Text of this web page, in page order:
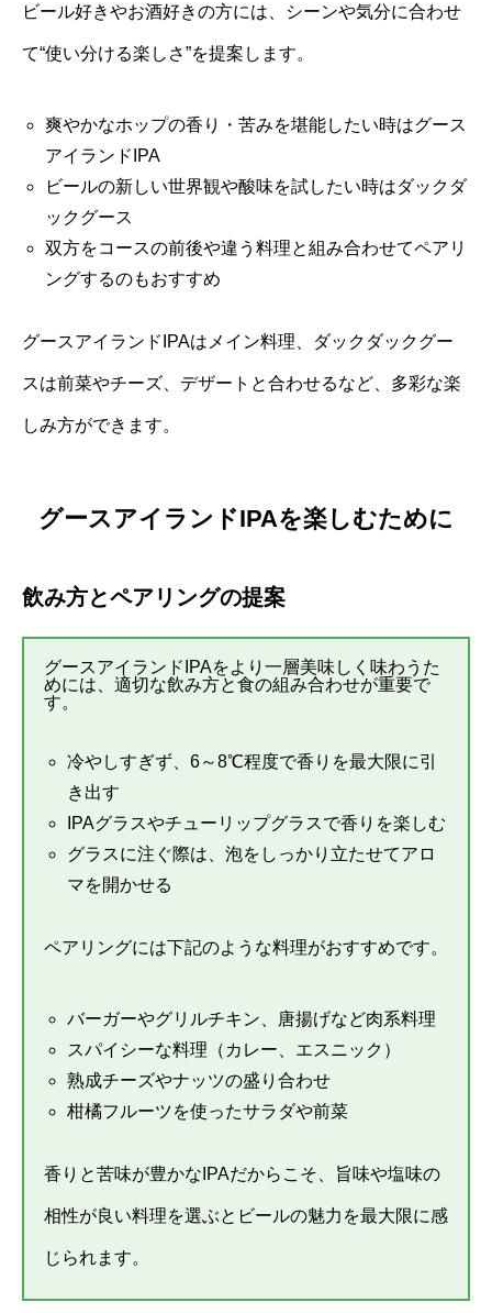
ビール好きやお酒好きの方には、シーンや気分に合わせ
て“使い分ける楽しさ”を提案します。
爽やかなホップの香り・苦みを堪能したい時はグース
アイランドIPA
ビールの新しい世界観や酸味を試したい時はダックダ
ックグース
双方をコースの前後や違う料理と組み合わせてペアリ
ングするのもおすすめ
グースアイランドIPAはメイン料理、ダックダックグー
スは前菜やチーズ、デザートと合わせるなど、多彩な楽
しみ方ができます。
グースアイランドIPAを楽しむために
飲み方とペアリングの提案
グースアイランドIPAをより一層美味しく味わうた
めには、適切な飲み方と食の組み合わせが重要で
す。
冷やしすぎず、6～8℃程度で香りを最大限に引
き出す
IPAグラスやチューリップグラスで香りを楽しむ
グラスに注ぐ際は、泡をしっかり立たせてアロ
マを開かせる
ペアリングには下記のような料理がおすすめです。
バーガーやグリルチキン、唐揚げなど肉系料理
スパイシーな料理（カレー、エスニック）
熟成チーズやナッツの盛り合わせ
柑橘フルーツを使ったサラダや前菜
香りと苦味が豊かなIPAだからこそ、旨味や塩味の
相性が良い料理を選ぶとビールの魅力を最大限に感
じられます。